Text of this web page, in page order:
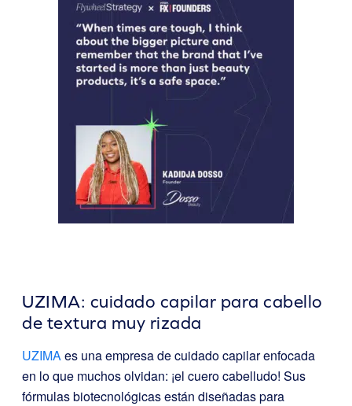
UZIMA: cuidado capilar para cabello
de textura muy rizada
UZIMAes una empresa de cuidado capilar enfocada
en lo que muchos olvidan: ¡el cuero cabelludo! Sus
fórmulas biotecnológicas están diseñadas para